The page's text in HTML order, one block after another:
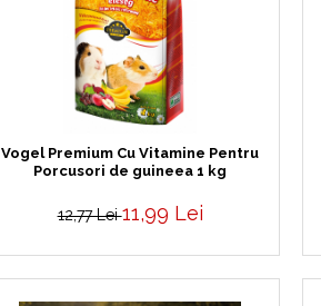
Vogel Premium Cu Vitamine Pentru
Porcusori de guineea 1 kg
12,77 Lei11,99 Lei